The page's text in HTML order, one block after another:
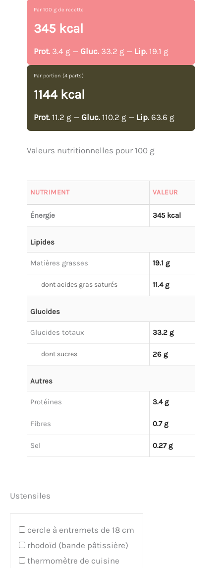
Par 100 g de recette
345 kcal
Prot. 3.4 g — Gluc. 33.2 g — Lip. 19.1 g
Par portion (4 parts)
1144 kcal
Prot. 11.2 g — Gluc. 110.2 g — Lip. 63.6 g
Valeurs nutritionnelles pour 100 g
NUTRIMENT VALEUR
Énergie 345 kcal
Lipides
Matières grasses 19.1 g
dont acides gras saturés 11.4 g
Glucides
Glucides totaux 33.2 g
dont sucres 26 g
Autres
Protéines 3.4 g
Fibres 0.7 g
Sel 0.27 g
Ustensiles
cercle à entremets de 18 cm
rhodoïd (bande pâtissière)
thermomètre de cuisine